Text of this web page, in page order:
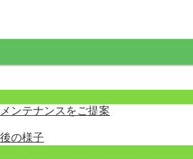
ンテナンスをご提案